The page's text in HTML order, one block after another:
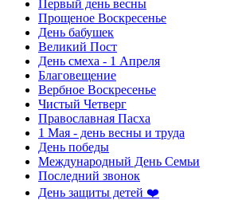
Первый день весны
Прощеное Воскресенье
День бабушек
Великий Пост
День смеха - 1 Апреля
Благовещение
Вербное Воскресенье
Чистый Четверг
Православная Пасха
1 Мая - день весны и труда
День победы
Международный День Семьи
Последний звонок
День защиты детей ❤️